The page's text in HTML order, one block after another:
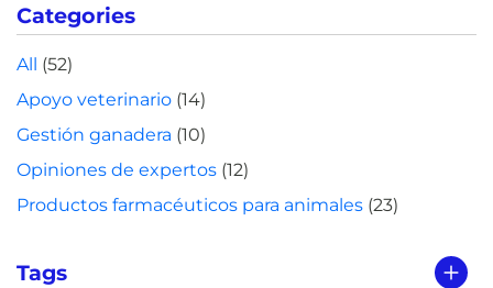
Categories
All
(52)
Apoyo veterinario (14)
Gestión ganadera (10)
Opiniones de expertos (12)
Productos farmacéuticos para animales (23)
Tags